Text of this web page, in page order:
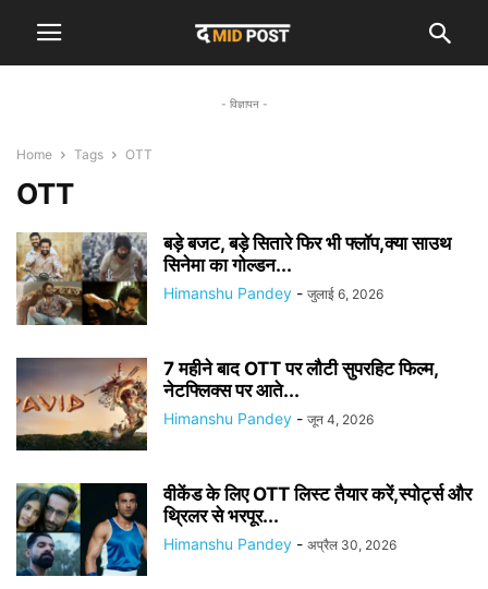
- विज्ञापन -
Home Tags OTT
OTT
बड़े बजट, बड़े सितारे फिर भी फ्लॉप,क्या साउथ
सिनेमा का गोल्डन...
Himanshu Pandey - जुलाई 6, 2026
7 महीने बाद OTT पर लौटी सुपरहिट फिल्म,
नेटफ्लिक्स पर आते...
Himanshu Pandey - जून 4, 2026
वीकेंड के लिए OTT लिस्ट तैयार करें,स्पोर्ट्स और
थ्रिलर से भरपूर...
Himanshu Pandey - अप्रैल 30, 2026